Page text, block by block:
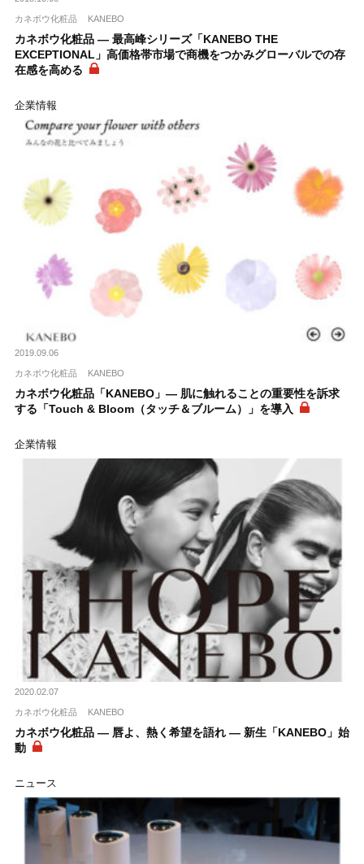
カネボウ化粧品 KANEBO
カネボウ化粧品 ― 最高峰シリーズ「KANEBO THE
EXCEPTIONAL」高価格帯市場で商機をつかみグローバルでの存
在感を高める
企業情報
2019.09.06
カネボウ化粧品 KANEBO
カネボウ化粧品「KANEBO」― 肌に触れることの重要性を訴求
する「Touch & Bloom（タッチ＆ブルーム）」を導入
企業情報
2020.02.07
カネボウ化粧品 KANEBO
カネボウ化粧品 ― 唇よ、熱く希望を語れ ― 新生「KANEBO」始
動
ニュース